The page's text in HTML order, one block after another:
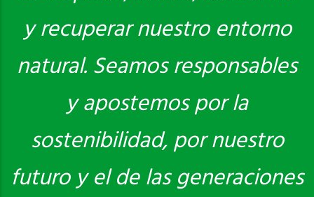
y recuperar nuestro entorno
natural. Seamos responsables
y apostemos por la
sostenibilidad, por nuestro
futuro y el de las generaciones